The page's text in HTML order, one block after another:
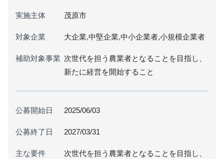
実施主体 茂原市
対象企業 大企業,中堅企業,中小企業者,小規模企業者
補助対象事業 次世代を担う農業者となることを目指し、
新たに経営を開始すること
公募開始日 2025/06/03
公募終了日 2027/03/31
主な要件
次世代を担う農業者となることを目指し、